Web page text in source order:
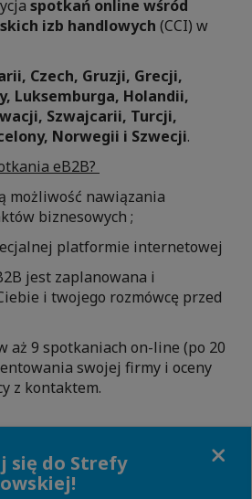
spotkań online wśród
izb handlowych (CCI) w
Czech, Gruzji, Grecji,
Luksemburga, Holandii,
Szwajcarii, Turcji,
Norwegii i Szwecji.
eB2B?
możliwość nawiązania
biznesowych ;
platformie internetowej
jest zaplanowana i
i twojego rozmówcę przed
aż 9 spotkaniach on-line (po 20
swojej firmy i oceny
z kontaktem.
wydarzenia zakłada, że propozycja
przez firmę, którą są
Nie gwarantujemy, że wszystkie
się do Strefy